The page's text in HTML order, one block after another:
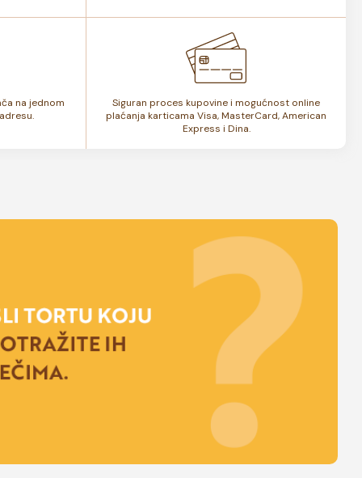
na jednom
Siguran proces kupovine i mogućnost online
plaćanja karticama Visa, MasterCard, American
Express i Dina.